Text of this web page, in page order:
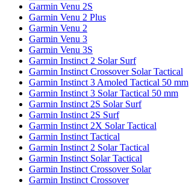
Garmin Venu 2S
Garmin Venu 2 Plus
Garmin Venu 2
Garmin Venu 3
Garmin Venu 3S
Garmin Instinct 2 Solar Surf
Garmin Instinct Crossover Solar Tactical
Garmin Instinct 3 Amoled Tactical 50 mm
Garmin Instinct 3 Solar Tactical 50 mm
Garmin Instinct 2S Solar Surf
Garmin Instinct 2S Surf
Garmin Instinct 2X Solar Tactical
Garmin Instinct Tactical
Garmin Instinct 2 Solar Tactical
Garmin Instinct Solar Tactical
Garmin Instinct Crossover Solar
Garmin Instinct Crossover